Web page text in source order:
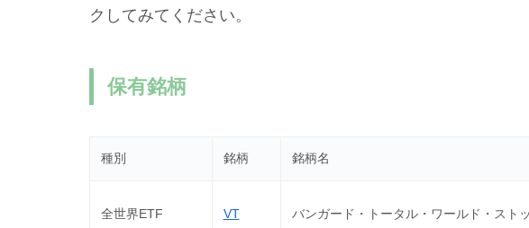
クしてみてください。
保有銘柄
種別 銘柄 銘柄名
全世界ETF VT バンガード・トータル・ワールド・スト